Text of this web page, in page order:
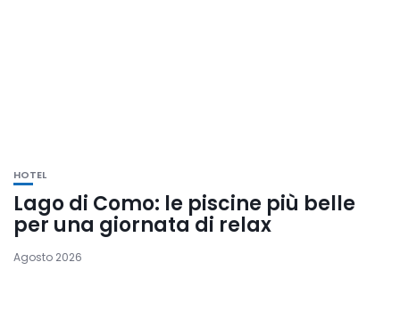
HOTEL
Lago di Como: le piscine più belle
per una giornata di relax
Agosto 2026